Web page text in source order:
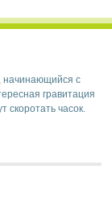
с
гравитация
скоротать часок.